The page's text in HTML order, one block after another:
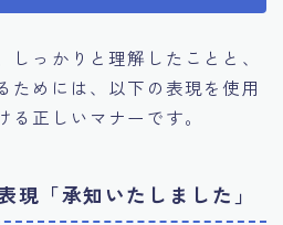
っかりと理解したことと、
ためには、以下の表現を使用
正しいマナーです。
現「承知いたしました」